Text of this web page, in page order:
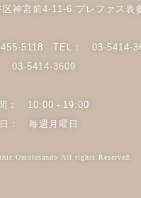
神宮前4-11-6 プレファス表
5118 TEL：03-5414-
03-5414-3609
： 10:00 - 19:00
： 毎週月曜日
Omotesando All rights Reserved.